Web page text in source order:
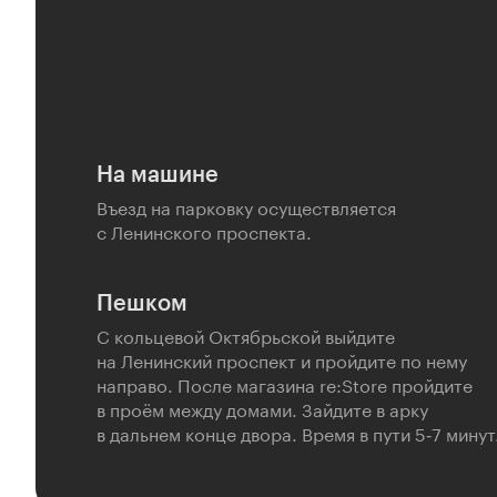
На машине
Въезд на парковку осуществляется
с Ленинского проспекта.
Пешком
С кольцевой Октябрьской выйдите
на Ленинский проспект и пройдите по нему
направо. После магазина re:Store пройдите
в проём между домами. Зайдите в арку
в дальнем конце двора. Время в пути 5‑7